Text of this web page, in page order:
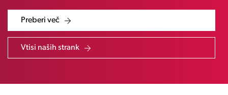
Preberi več
Vtisi naših strank